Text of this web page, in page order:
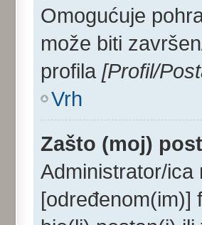
Omogućuje
može biti
profila [Profil/
Vrh
Zašto (moj)
Administrator/ica
[određenom(im)]